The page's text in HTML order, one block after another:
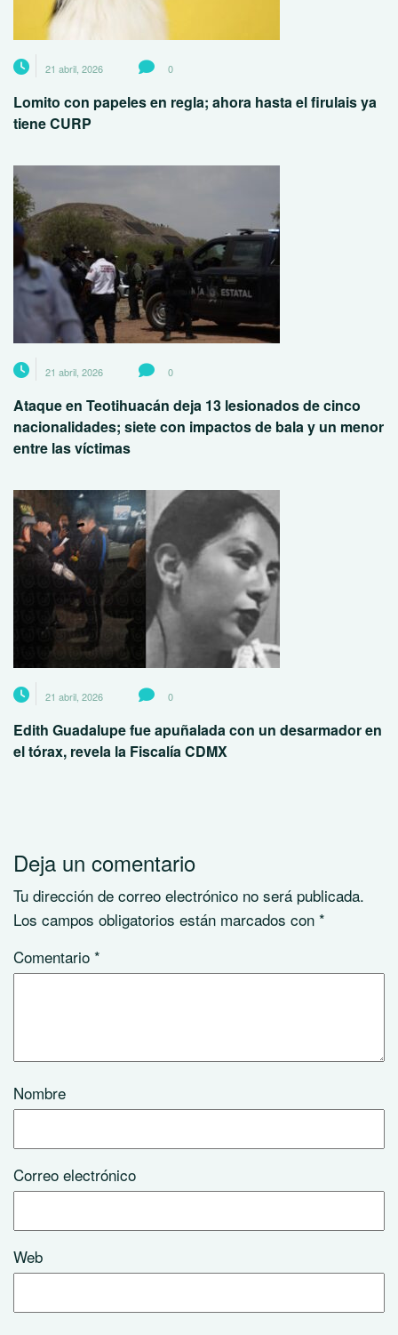
21 abril, 2026 0
Lomito con papeles en regla; ahora hasta el firulais ya
tiene CURP
21 abril, 2026 0
Ataque en Teotihuacán deja 13 lesionados de cinco
nacionalidades; siete con impactos de bala y un menor
entre las víctimas
21 abril, 2026 0
Edith Guadalupe fue apuñalada con un desarmador en
el tórax, revela la Fiscalía CDMX
Deja un comentario
Tu dirección de correo electrónico no será publicada.
Los campos obligatorios están marcados con *
Comentario *
Nombre
Correo electrónico
Web